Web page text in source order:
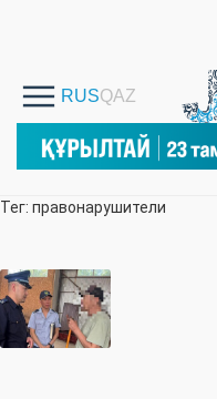
Тег: правонарушители